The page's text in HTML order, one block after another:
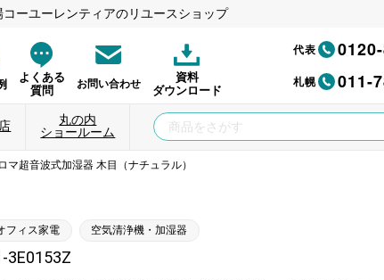
ーユーレンティアのリユースショップ
よくある
質問
お問い合わせ
資料
ダウンロード
代表
札幌 011-
丸の内
ショールーム
マ超音波式加湿器 木目（ナチュラル）
フィス家電 空気清浄機・加湿器
3E0153Z